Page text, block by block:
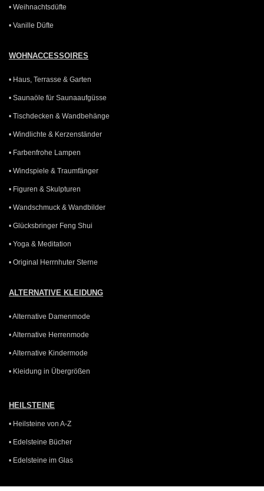
• Weihnachtsdüfte
• Vanille Düfte
WOHNACCESSOIRES
• Haus, Terrasse & Garten
• Saunaöle für Saunaaufgüsse
• Tischdecken & Wandbehänge
• Windlichte & Kerzenständer
• Farbenfrohe Lampen
• Windspiele & Traumfänger
• Figuren & Skulpturen
• Wandschmuck & Wandbilder
• Glücksbringer Feng Shui
• Yoga & Meditation
• Original Herrnhuter Sterne
ALTERNATIVE KLEIDUNG
• Alternative Damenmode
• Alternative Herrenmode
• Alternative Kindermode
• Kleidung in Übergrößen
HEILSTEINE
• Heilsteine von A-Z
• Edelsteine Bücher
• Edelsteine im Glas